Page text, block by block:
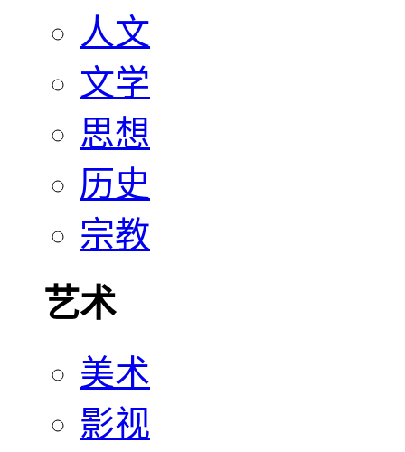
人文
文学
思想
历史
宗教
艺术
美术
影视